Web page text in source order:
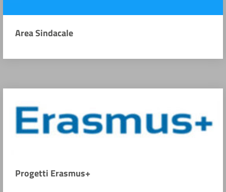
Area Sindacale
Progetti Erasmus+